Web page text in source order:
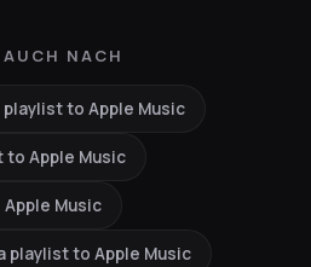
NACH
to Apple Music
Apple Music
Music
playlist to Apple Music